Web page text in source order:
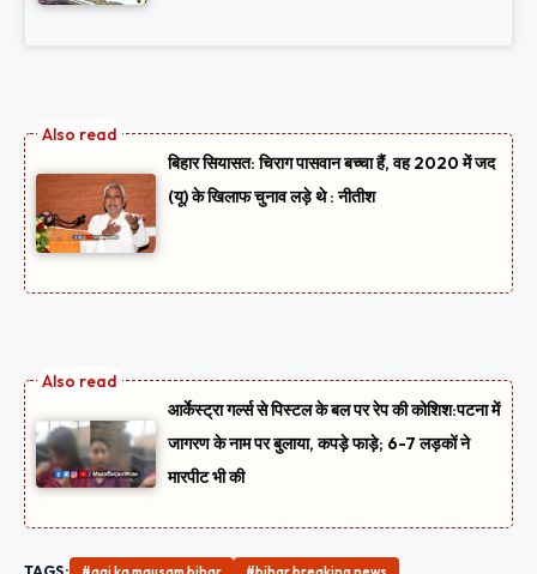
बिहार सियासत: चिराग पासवान बच्चा हैं, वह 2020 में जद
(यू) के खिलाफ चुनाव लड़े थे : नीतीश
आर्केस्ट्रा गर्ल्स से पिस्टल के बल पर रेप की कोशिश:पटना में
जागरण के नाम पर बुलाया, कपड़े फाड़े; 6-7 लड़कों ने
मारपीट भी की